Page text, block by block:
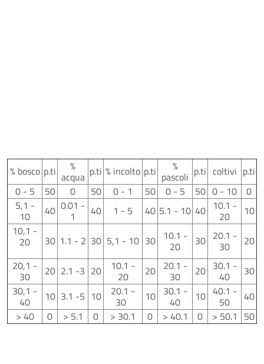
% bosco p.ti %
acqua p.ti % incolto p.ti %
pascoli p.ti coltivi p.ti
0 - 5
50 0 50 0 - 1 50 0 - 5 50 0 - 10
0
5,1 -
10 40 0.01 -
1 40 1 - 5 40 5.1 - 10 40 10.1 -
20
10
10,1 -
20 30 1.1 - 2 30 5,1 - 10 30 10.1 -
20 30 20.1 -
30
20
20,1 -
30 20 2.1 -3 20 10.1 -
20 20 20.1 -
30 20 30.1 -
40
30
30,1 -
40 10 3.1 -5 10 20.1 -
30 10 30.1 -
40 10 40.1 -
50
40
> 40
0 > 5.1 0 > 30.1 0 > 40.1 0 > 50.1 50